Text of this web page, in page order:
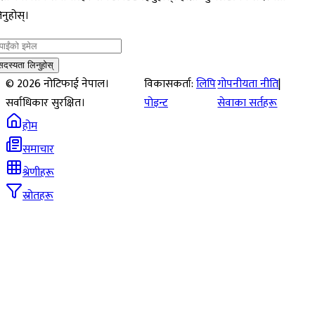
लिनुहोस्
©2026नोटिफाई नेपाल।
सर्वाधिकार सुरक्षित।
विकासकर्ता:लिपि
पोइन्ट
गोपनीयता नीति|
सेवाका सर्तहरू
होम
समाचार
श्रेणीहरू
स्रोतहरू